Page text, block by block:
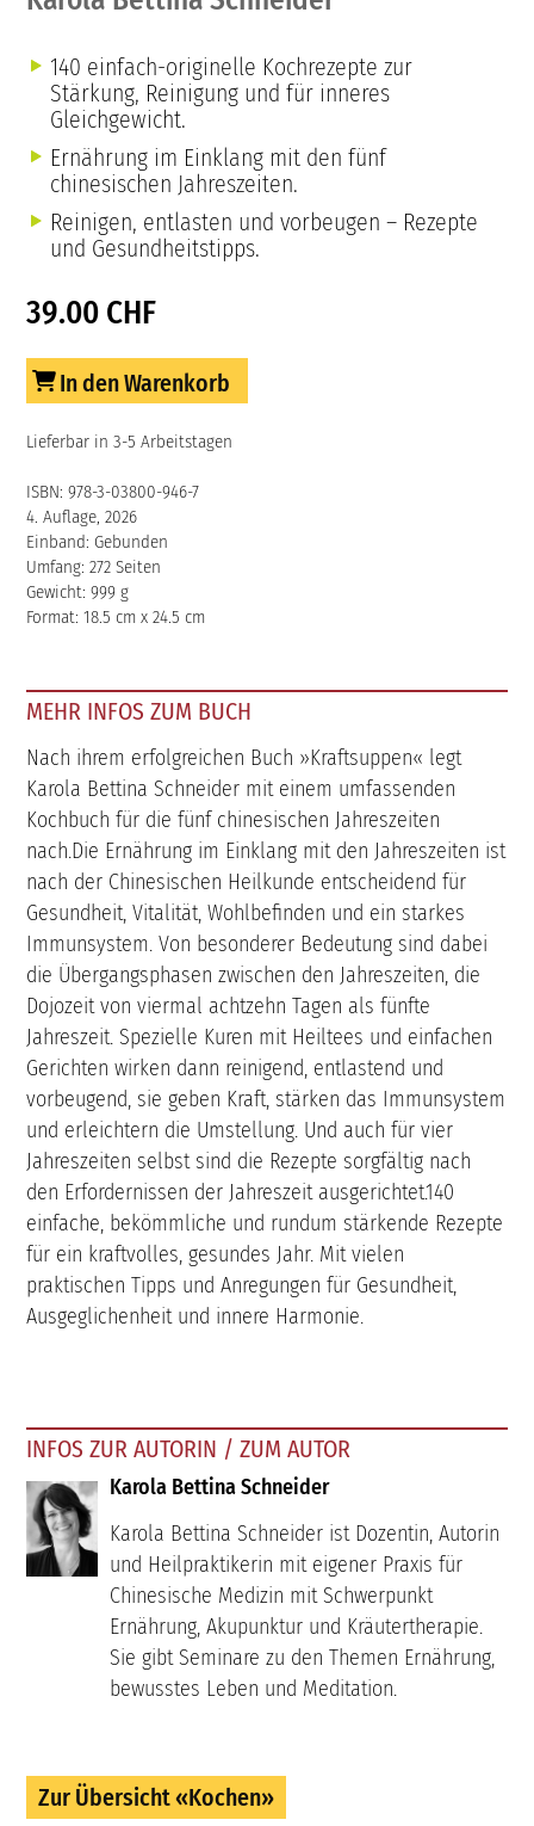
140 einfach-originelle Kochrezepte zur
Stärkung, Reinigung und für inneres
Gleichgewicht.
Ernährung im Einklang mit den fünf
chinesischen Jahreszeiten.
Reinigen, entlasten und vorbeugen – Rezepte
und Gesundheitstipps.
39.00 CHF
In den Warenkorb
Lieferbar in 3-5 Arbeitstagen
ISBN: 978-3-03800-946-7
4. Auflage, 2026
Einband: Gebunden
Umfang: 272 Seiten
Gewicht: 999 g
Format: 18.5 cm x 24.5 cm
MEHR INFOS ZUM BUCH
Nach ihrem erfolgreichen Buch »Kraftsuppen« legt
Karola Bettina Schneider mit einem umfassenden
Kochbuch für die fünf chinesischen Jahreszeiten
nach.Die Ernährung im Einklang mit den Jahreszeiten ist
nach der Chinesischen Heilkunde entscheidend für
Gesundheit, Vitalität, Wohlbefinden und ein starkes
Immunsystem. Von besonderer Bedeutung sind dabei
die Übergangsphasen zwischen den Jahreszeiten, die
Dojozeit von viermal achtzehn Tagen als fünfte
Jahreszeit. Spezielle Kuren mit Heiltees und einfachen
Gerichten wirken dann reinigend, entlastend und
vorbeugend, sie geben Kraft, stärken das Immunsystem
und erleichtern die Umstellung. Und auch für vier
Jahreszeiten selbst sind die Rezepte sorgfältig nach
den Erfordernissen der Jahreszeit ausgerichtet.140
einfache, bekömmliche und rundum stärkende Rezepte
für ein kraftvolles, gesundes Jahr. Mit vielen
praktischen Tipps und Anregungen für Gesundheit,
Ausgeglichenheit und innere Harmonie.
INFOS ZUR AUTORIN / ZUM AUTOR
Karola Bettina Schneider
Karola Bettina Schneider ist Dozentin, Autorin
und Heilpraktikerin mit eigener Praxis für
Chinesische Medizin mit Schwerpunkt
Ernährung, Akupunktur und Kräutertherapie.
Sie gibt Seminare zu den Themen Ernährung,
bewusstes Leben und Meditation.
Zur Übersicht «Kochen»